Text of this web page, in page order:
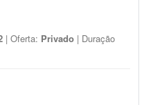
| Oferta: Privado | Duração